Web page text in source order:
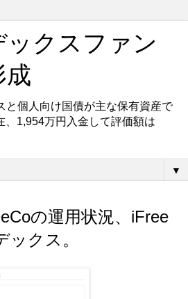
クスファン
成
と個人向け国債が主な保有資産で
、1,954万円入金して評価額は
▼
の運用状況、iFree
ックス。